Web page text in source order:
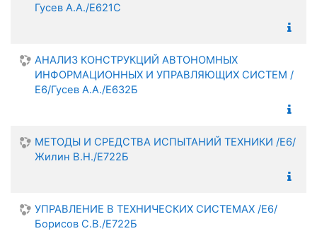
Гусев А.А./Е621С
АНАЛИЗ КОНСТРУКЦИЙ АВТОНОМНЫХ
ИНФОРМАЦИОННЫХ И УПРАВЛЯЮЩИХ СИСТЕМ /
Е6/Гусев А.А./Е632Б
МЕТОДЫ И СРЕДСТВА ИСПЫТАНИЙ ТЕХНИКИ /Е6/
Жилин В.Н./Е722Б
УПРАВЛЕНИЕ В ТЕХНИЧЕСКИХ СИСТЕМАХ /Е6/
Борисов С.В./Е722Б